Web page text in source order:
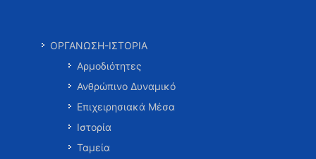
ΟΡΓΑΝΩΣΗ-ΙΣΤΟΡΙΑ
Αρμοδιότητες
Ανθρώπινο Δυναμικό
Επιχειρησιακά Μέσα
Ιστορία
Ταμεία